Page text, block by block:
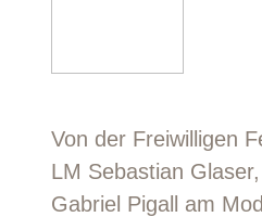
Von der Freiwilligen
LM Sebastian
Gabriel Pigall am